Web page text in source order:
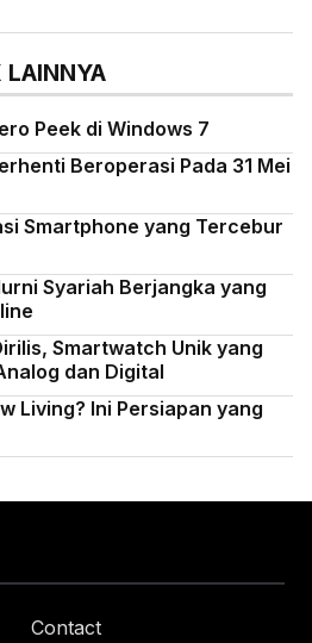
LAINNYA
Peek di Windows 7
Beroperasi Pada 31 Mei
Smartphone yang Tercebur
Syariah Berjangka yang
Smartwatch Unik yang
dan Digital
Living? Ini Persiapan yang
Contact